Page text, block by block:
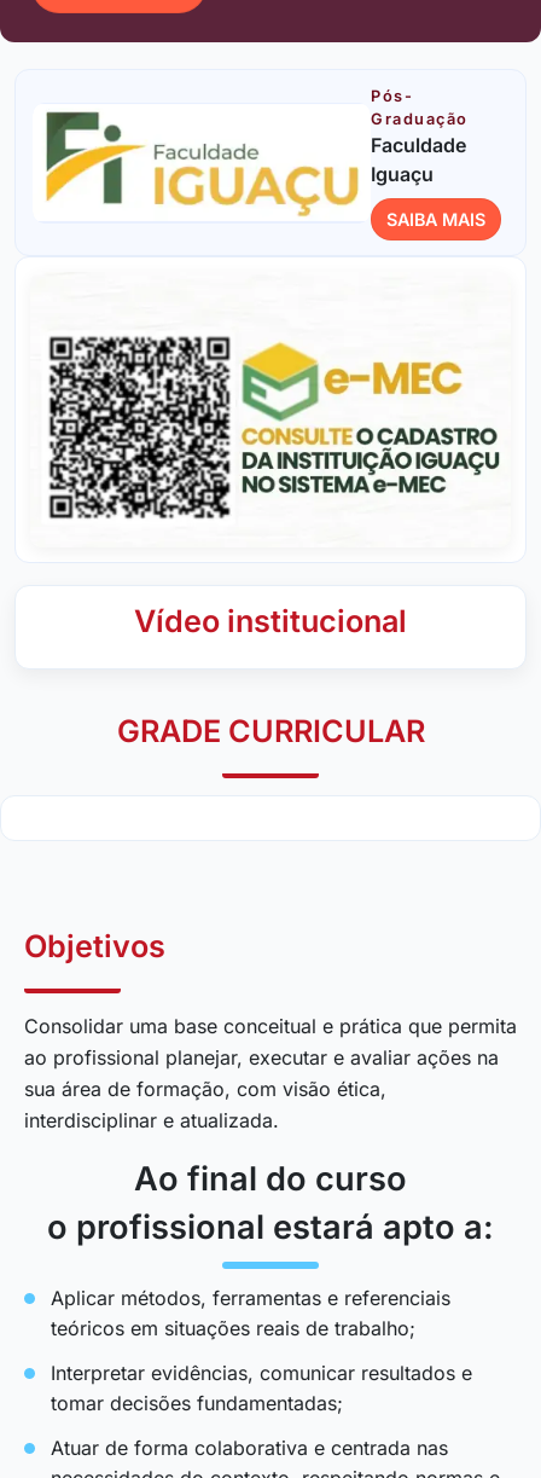
Pós-
Graduação
Faculdade
Iguaçu
SAIBA MAIS
Vídeo institucional
GRADE CURRICULAR
Objetivos
Consolidar uma base conceitual e prática que permita
ao profissional planejar, executar e avaliar ações na
sua área de formação, com visão ética,
interdisciplinar e atualizada.
Ao final do curso
o profissional estará apto a:
Aplicar métodos, ferramentas e referenciais
teóricos em situações reais de trabalho;
Interpretar evidências, comunicar resultados e
tomar decisões fundamentadas;
Atuar de forma colaborativa e centrada nas